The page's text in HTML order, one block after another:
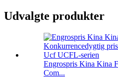
Udvalgte produkter
Engrospris Kina Kina
Com...